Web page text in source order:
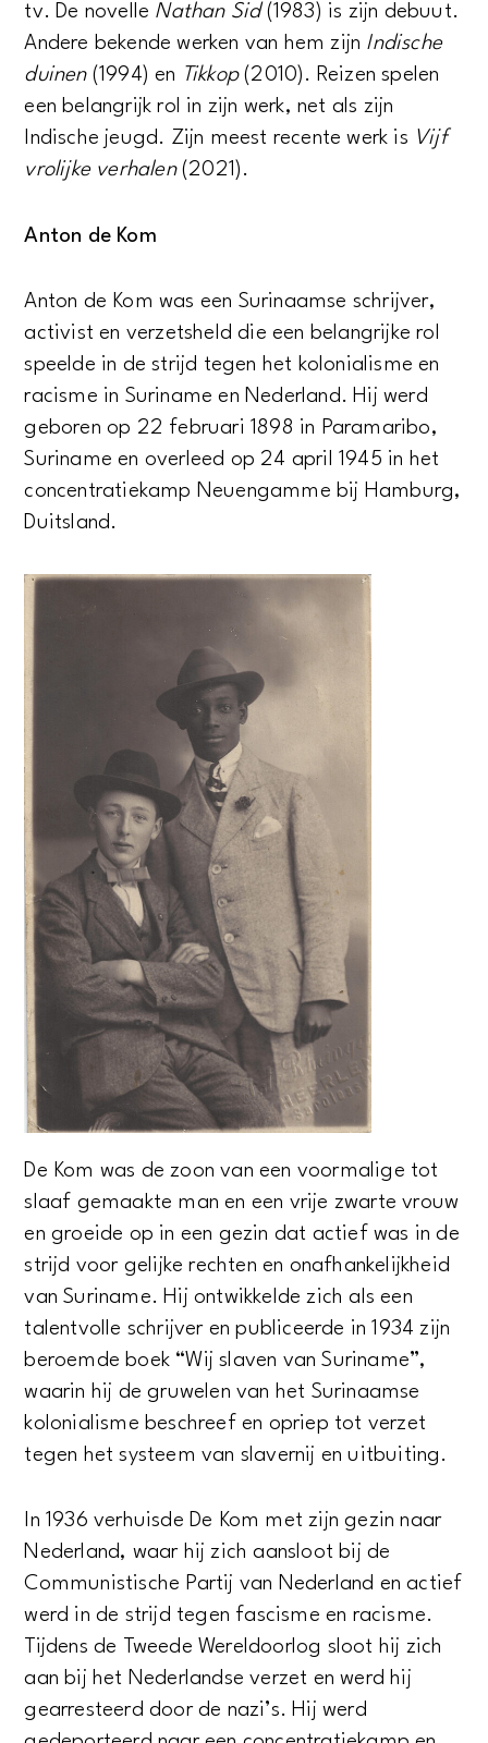
tv. De novelle Nathan Sid (1983) is zijn debuut.
Andere bekende werken van hem zijn Indische
duinen (1994) en Tikkop(2010). Reizen spelen
een belangrijk rol in zijn werk, net als zijn
Indische jeugd. Zijn meest recente werk is Vijf
vrolijke verhalen (2021).
Anton de Kom
Anton de Kom was een Surinaamse schrijver,
activist en verzetsheld die een belangrijke rol
speelde in de strijd tegen het kolonialisme en
racisme in Suriname en Nederland. Hij werd
geboren op 22 februari 1898 in Paramaribo,
Suriname en overleed op 24 april 1945 in het
concentratiekamp Neuengamme bij Hamburg,
Duitsland.
De Kom was de zoon van een voormalige tot
slaaf gemaakte man en een vrije zwarte vrouw
en groeide op in een gezin dat actief was in de
strijd voor gelijke rechten en onafhankelijkheid
van Suriname. Hij ontwikkelde zich als een
talentvolle schrijver en publiceerde in 1934 zijn
beroemde boek “Wij slaven van Suriname”,
waarin hij de gruwelen van het Surinaamse
kolonialisme beschreef en opriep tot verzet
tegen het systeem van slavernij en uitbuiting.
In 1936 verhuisde De Kom met zijn gezin naar
Nederland, waar hij zich aansloot bij de
Communistische Partij van Nederland en actief
werd in de strijd tegen fascisme en racisme.
Tijdens de Tweede Wereldoorlog sloot hij zich
aan bij het Nederlandse verzet en werd hij
gearresteerd door de nazi’s. Hij werd